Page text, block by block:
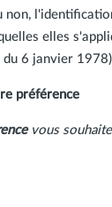
non,
elles
du 6 janvier
préférence
vous